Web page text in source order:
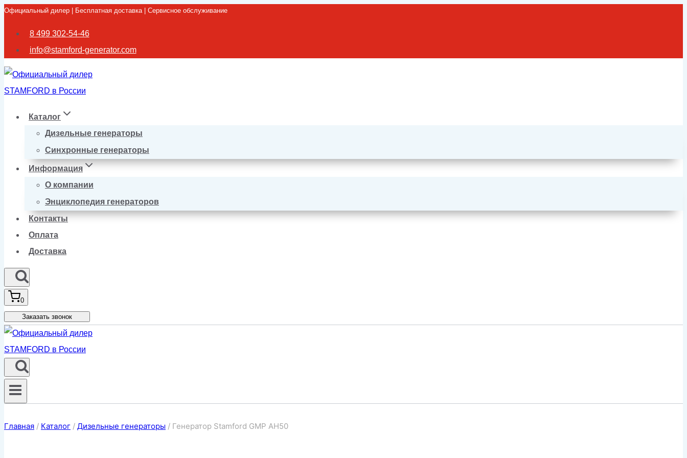
Перейти
Официальный дилер | Бесплатная доставка | Сервисное обслуживание
8 499 302-54-46
info@stamford-generator.com
Каталог
Дизельные генераторы
Синхронные генераторы
Информация
О компании
Энциклопедия генераторов
Контакты
Оплата
Доставка
0
Заказать звонок
Главная / Каталог / Дизельные генераторы / Генератор Stamford GMP AH50